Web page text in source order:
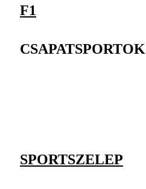
F1
CSAPATSPORTOK
SPORTSZELEP